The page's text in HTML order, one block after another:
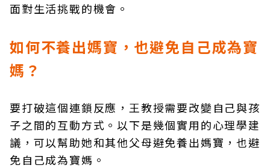
面對生活挑戰的機會。
如何不養出媽寶，也避免自己成為寶
媽？
要打破這個連鎖反應，王教授需要改變自己與孩
子之間的互動方式。以下是幾個實用的心理學建
議，可以幫助她和其他父母避免養出媽寶，也避
免自己成為寶媽。